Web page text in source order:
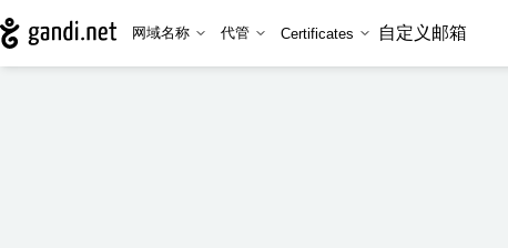
网域名称 代管 Certificates 自定义邮箱